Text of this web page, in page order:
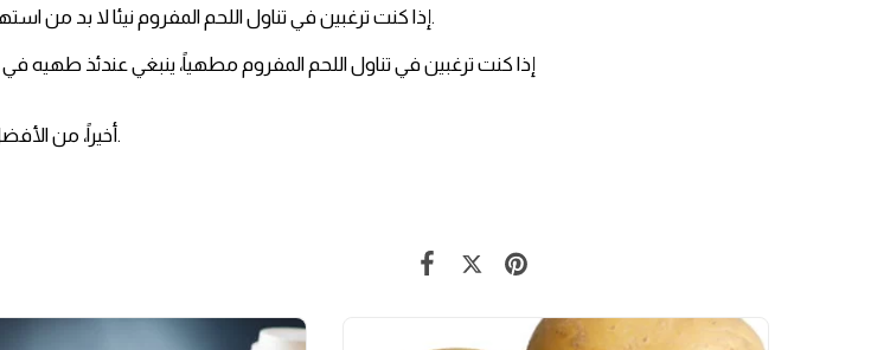
3- إذا كنت ترغبين في تناول اللحم المفروم نيئا لا بد من استهلاكه مباشرة بعد عملية «الفرم» ودون تأخير.
5- أخيراً، من الأفضل عدم تخزين اللحم المفروم النيئ في الثلاجة.